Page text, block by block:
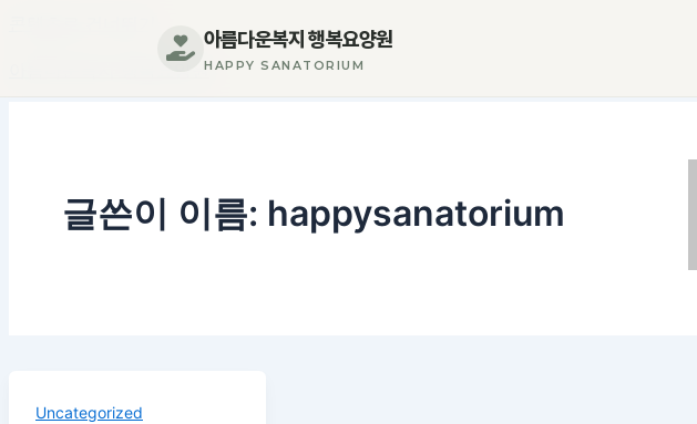
아름다운복지 행복요양원
아름다운복지 행복요양원
HAPPY SANATORIUM
글쓴이 이름: happysanatorium
Uncategorized